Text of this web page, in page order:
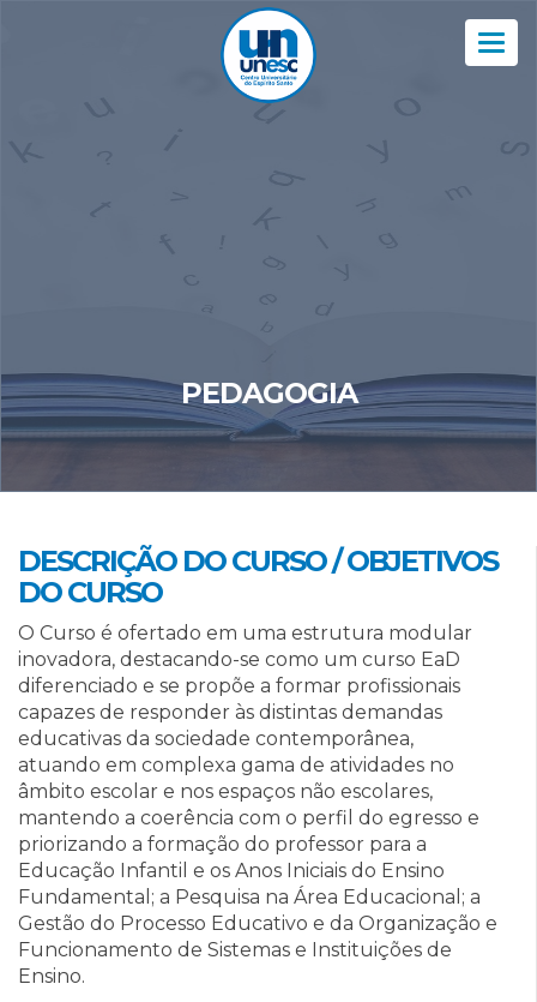
PEDAGOGIA
DESCRIÇÃO DO CURSO / OBJETIVOS
DO CURSO
O Curso é ofertado em uma estrutura modular
inovadora, destacando-se como um curso EaD
diferenciado e se propõe a formar profissionais
capazes de responder às distintas demandas
educativas da sociedade contemporânea,
atuando em complexa gama de atividades no
âmbito escolar e nos espaços não escolares,
mantendo a coerência com o perfil do egresso e
priorizando a formação do professor para a
Educação Infantil e os Anos Iniciais do Ensino
Fundamental; a Pesquisa na Área Educacional; a
Gestão do Processo Educativo e da Organização e
Funcionamento de Sistemas e Instituições de
Ensino.